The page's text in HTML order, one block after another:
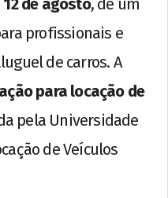
12 de agosto, de um
profissionais e
de carros. A
para locação de
pela Universidade
de Veículos